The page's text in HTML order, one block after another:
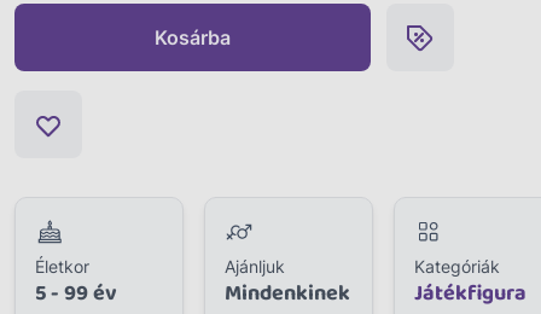
Kosárba
Életkor
5 - 99 év
Ajánljuk
Mindenkinek
Kategóriák
Játékfigura